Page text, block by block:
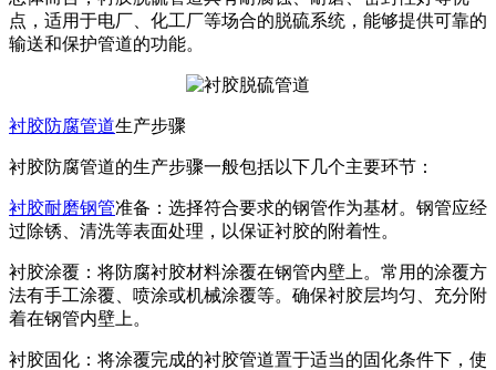
点，适用于电厂、化工厂等场合的脱硫系统，能够提供可靠的
输送和保护管道的功能。
衬胶防腐管道生产步骤
衬胶防腐管道的生产步骤一般包括以下几个主要环节：
衬胶耐磨钢管准备：选择符合要求的钢管作为基材。钢管应经
过除锈、清洗等表面处理，以保证衬胶的附着性。
衬胶涂覆：将防腐衬胶材料涂覆在钢管内壁上。常用的涂覆方
法有手工涂覆、喷涂或机械涂覆等。确保衬胶层均匀、充分附
着在钢管内壁上。
衬胶固化：将涂覆完成的衬胶管道置于适当的固化条件下，使